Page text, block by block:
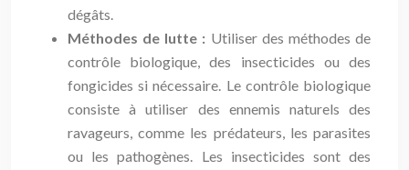
dégâts.
Méthodes de lutte : Utiliser des méthodes de
contrôle biologique, des insecticides ou des
fongicides si nécessaire. Le contrôle biologique
consiste à utiliser des ennemis naturels des
ravageurs, comme les prédateurs, les parasites
ou les pathogènes. Les insecticides sont des